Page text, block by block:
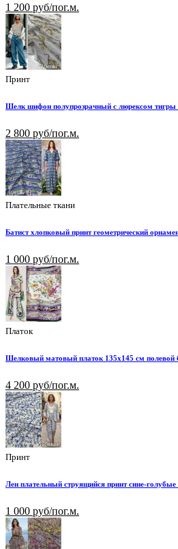
1 200 руб/пог.м.
Принт
Шелк шифон полупрозрачный с люрексом тигры
2 800 руб/пог.м.
Плательные ткани
Батист хлопковый принт геометрический
1 000 руб/пог.м.
Платок
Шелковый матовый платок 135х145 см полевой
4 200 руб/пог.м.
Принт
Лен плательный струящийся принт сине-
1 000 руб/пог.м.